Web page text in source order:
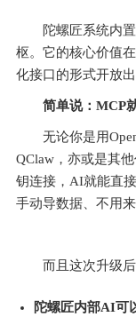
陀螺匠系统内
枢。它的核心价值
化接口的形式开放
简单说：MCP
无论你是用
QClaw，亦或是其
钥连接，AI就能直
手动导数据、不用来
而且这次升级
陀螺匠内部AI可